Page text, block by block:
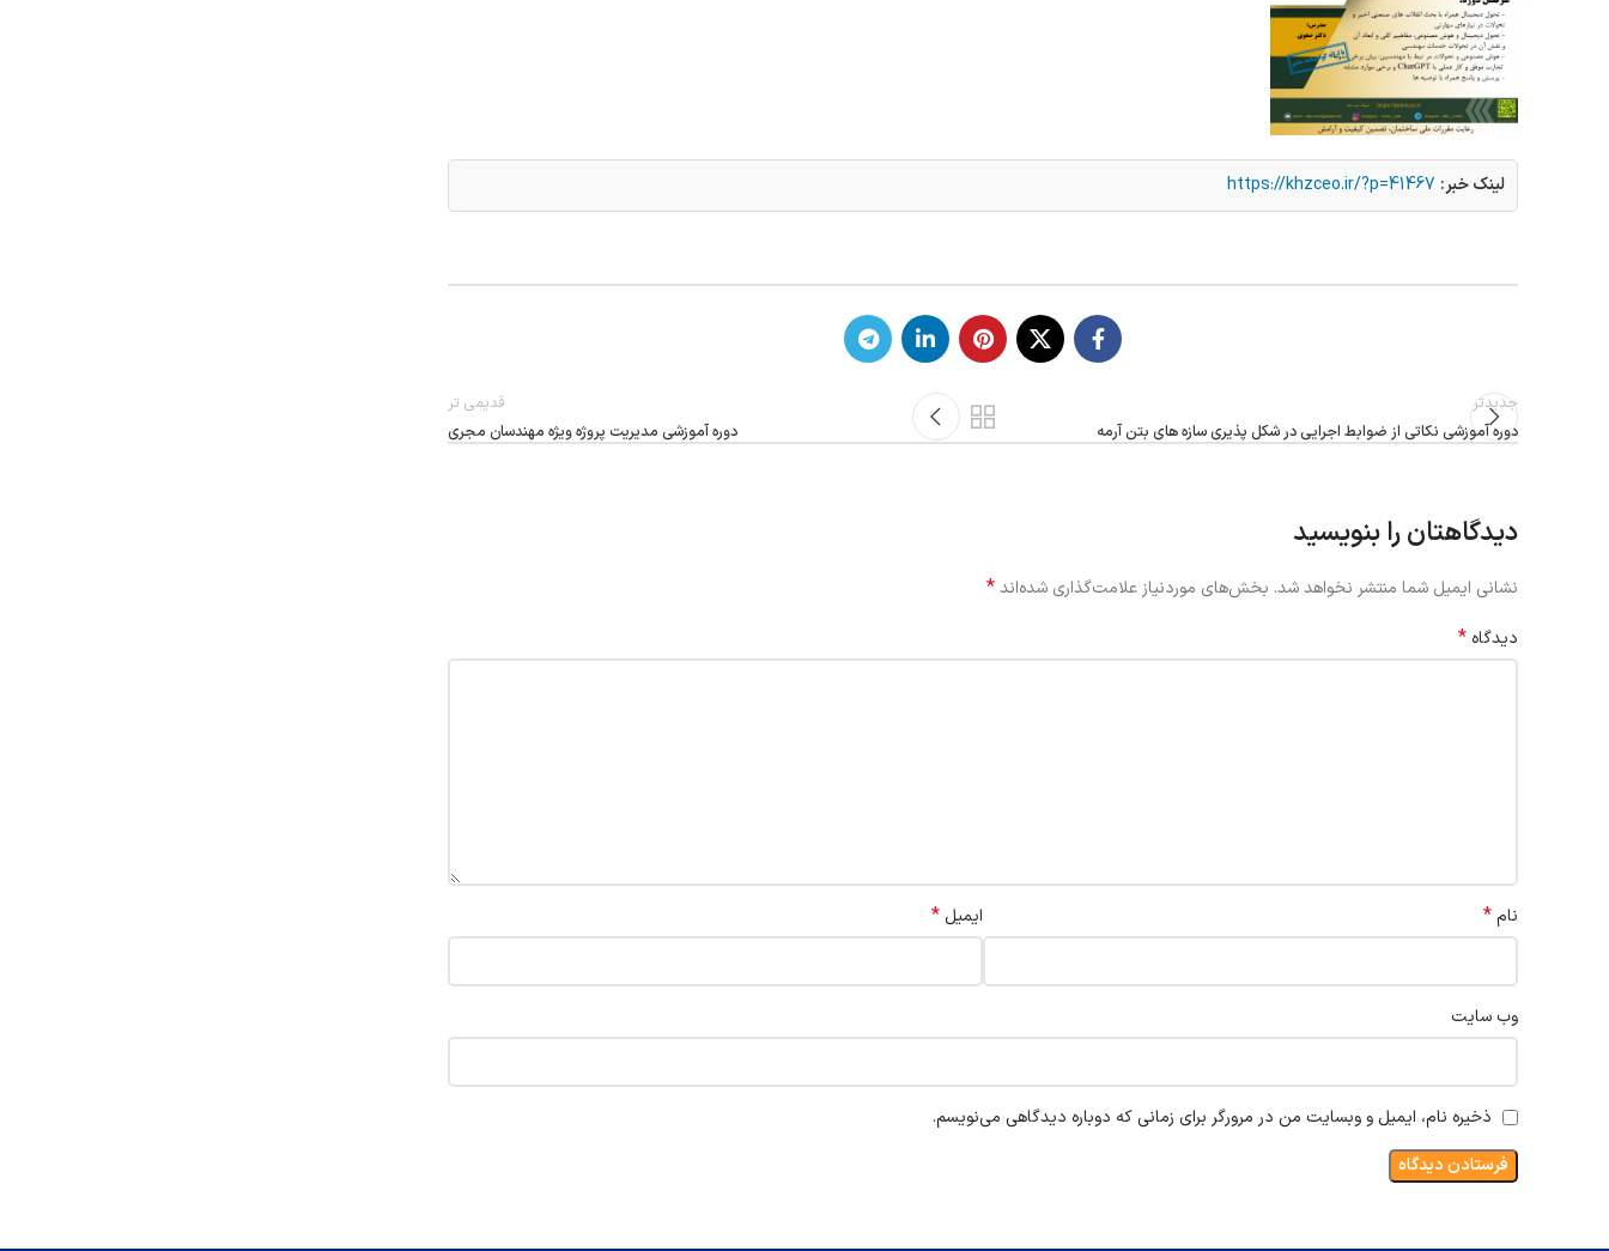
لینک خبر: https://khzceo.ir/?p=41467
جدیدتر
دوره آموزشی نکاتی از ضوابط اجرایی در شکل پذیری سازه های بتن آرمه
قدیمی تر
دوره آموزشی مدیریت پروژه ویژه‌ مهندسان مجری
دیدگاهتان را بنویسید
نشانی ایمیل شما منتشر نخواهد شد. بخش‌های موردنیاز علامت‌گذاری شده‌اند*
دیدگاه *
نام* ایمیل *
وب‌ سایت
ذخیره نام، ایمیل و وبسایت من در مرورگر برای زمانی که دوباره دیدگاهی می‌نویسم.